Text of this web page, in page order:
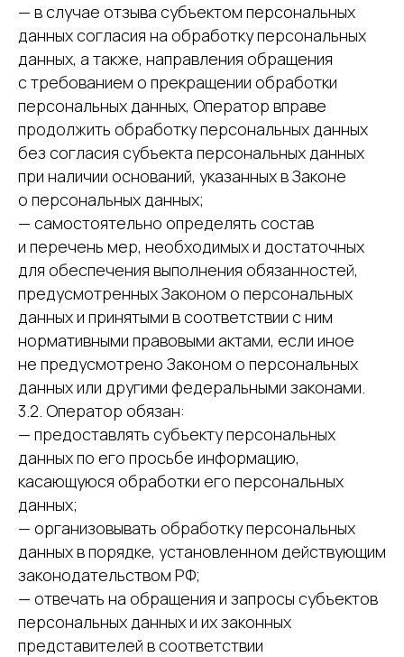
— в случае отзыва субъектом персональных
данных согласия на обработку персональных
данных, а также, направления обращения
с требованием о прекращении обработки
персональных данных, Оператор вправе
продолжить обработку персональных данных
без согласия субъекта персональных данных
при наличии оснований, указанных в Законе
о персональных данных;
— самостоятельно определять состав
и перечень мер, необходимых и достаточных
для обеспечения выполнения обязанностей,
предусмотренных Законом о персональных
данных и принятыми в соответствии с ним
нормативными правовыми актами, если иное
не предусмотрено Законом о персональных
данных или другими федеральными законами.
3.2. Оператор обязан:
— предоставлять субъекту персональных
данных по его просьбе информацию,
касающуюся обработки его персональных
данных;
— организовывать обработку персональных
данных в порядке, установленном действующим
законодательством РФ;
— отвечать на обращения и запросы субъектов
персональных данных и их законных
представителей в соответствии